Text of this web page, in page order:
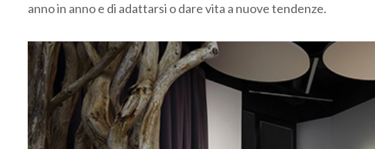
anno in anno e di adattarsi o dare vita a nuove tendenze.